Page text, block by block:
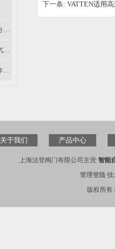
阀门防腐蚀办法-九大措施-干货分享（二）
德国VATTEN法登阀门为您讲解气动塑料蝶阀分类及选用
阀门定位器HART协议是什么？作用是什么？
下一条: VATTEN适用
关于我们 产品中心
上海法登阀门有限公司主营:智能
管理登陆技
版权所